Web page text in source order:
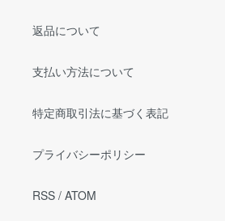
返品について
支払い方法について
特定商取引法に基づく表記
プライバシーポリシー
RSS / ATOM